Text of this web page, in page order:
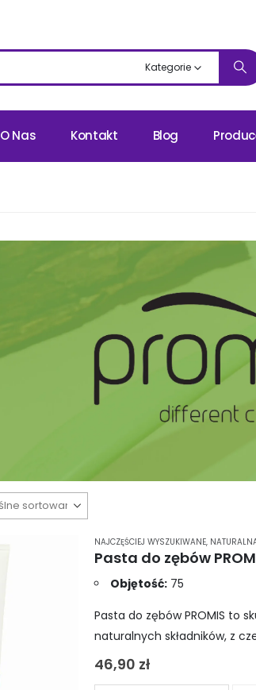
Kategorie
O Nas Kontakt Blog
NAJCZĘŚCIEJ WYSZUKIWANE,
Objętość: 75
Pasta do zębów PROMIS to
naturalnych składników, z
fluoru, co…
46,90 zł